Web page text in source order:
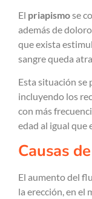
El priapismose
además de
que exista
sangre queda
Esta situación se
incluyendo los
con más
edad al igual que
Causas
El aumento del
la erección, en el